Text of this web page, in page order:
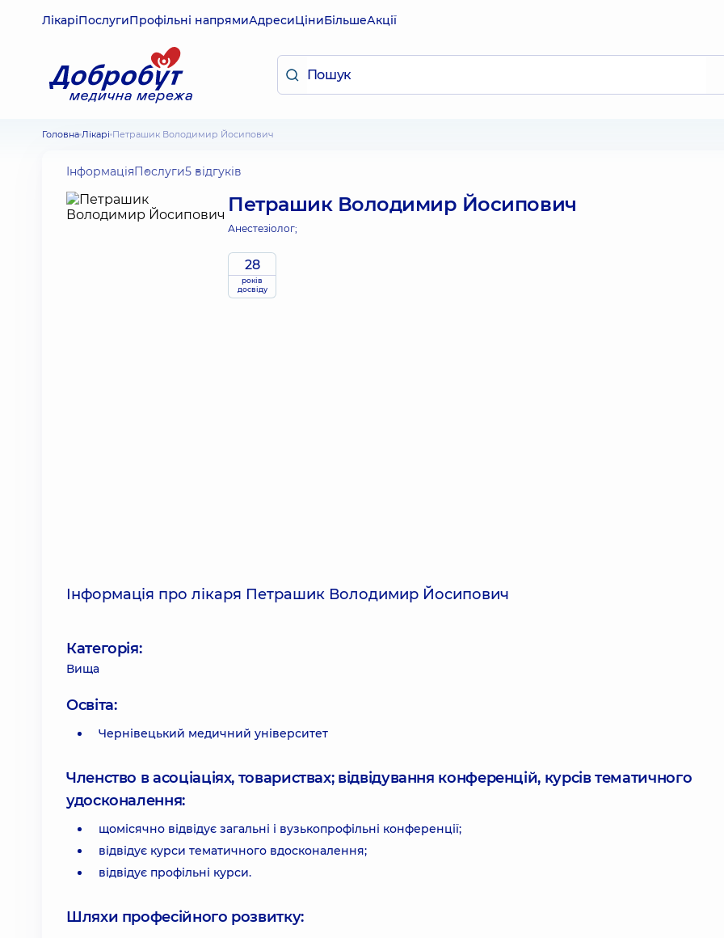
ЛікаріПослугиПрофільні напрямиАдресиЦіниБільшеАкції
Головна Лікарі Петрашик Володимир Йосипович
ІнформаціяПослуги5 відгуків
Петрашик Володимир Йосипович
Анестезіолог;
28
років
досвіду
Інформація про лікаря Петрашик Володимир Йосипович
Категорія:
Вища
Освіта:
Чернівецький медичний університет
Членство в асоціаціях, товариствах; відвідування конференцій, курсів тематичного
удосконалення:
щомісячно відвідує загальні і вузькопрофільні конференції;
відвідує курси тематичного вдосконалення;
відвідує профільні курси.
Шляхи професійного розвитку: